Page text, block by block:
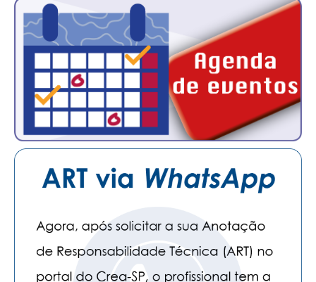
JORNAL DO ENGENHEIRO
AGENDA
SEESP NOTÍCIAS
NOTÍCIAS NO WHATSAPP
PUBLICAÇÕES
PUBLICIDADE